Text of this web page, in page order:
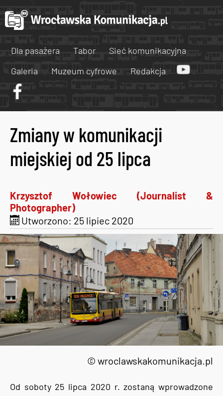
Dla pasażera Tabor
Sieć komunikacyjna
Galeria
Muzeum cyfrowe Redakcja
Zmiany w komunikacji
miejskiej od 25 lipca
Krzysztof Wołowiec (Journalist &
Photographer)
Utworzono: 25 lipiec 2020
© wroclawskakomunikacja.pl
Od soboty 25 lipca 2020 r. zostaną wprowadzone